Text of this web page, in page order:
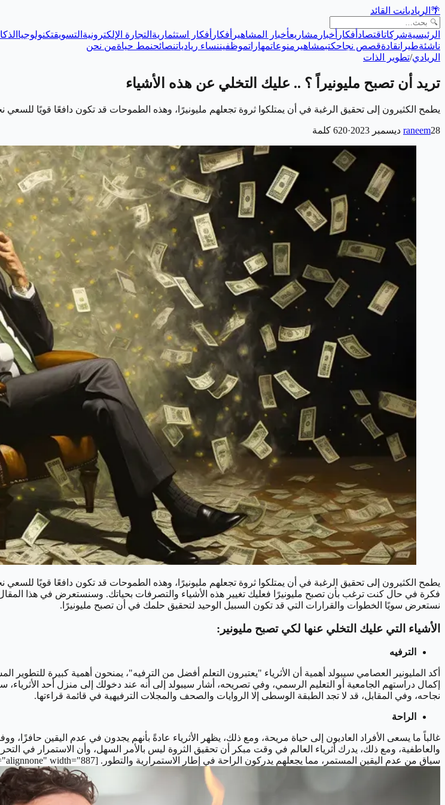
🌴 الرياديانت القائد
الرئيسيةشركاتاقتصاد أفكار أخبار مشاريعأخبار المشاهير أفكار أفكار استثمارية التجارة الإلكترونية التسويقتكنولوجيا
ناشئةطيرانقادةقصص نجاحكتبمشاهير منوعاتمهاراتموظفيننساء ريادياتنصائحنمط حياةمن نحن
الريادي/تطوير الذات
تريد أن تصبح مليونيراً ؟ .. عليك التخلي عن هذه الأشياء
يطمح الكثيرون إلى تحقيق الرغبة في أن يمتلكوا ثروة تجعلهم مليونيرًا، وهذه الطموحات قد تكون دافعًا قويًا
raneem28 ديسمبر 2023 ·
620 كلمة
يطمح الكثيرون إلى تحقيق الرغبة في أن يمتلكوا ثروة تجعلهم مليونيرًا، وهذه الطموحات قد تكون دافعًا قويًا
فكرة في حال كنت ترغب بأن تصبح مليونيرًا فعليك تغيير هذه الأشياء والتصرفات بحياتك. وسنستعرض في هذا
نستعرض سويًا الخطوات والقرارات التي قد تكون السبيل الوحيد لتحقيق حلمك في أن تصبح مليونيرًا.
الأشياء التي عليك التخلي عنها لكي تصبح مليونير:
الترفيه
أكد المليونير العصامي سيبولد أهمية أن الأثرياء "يعتبرون التعلم أفضل من الترفيه"، يمنحون أهمية كبيرة للتطوير
إكمال دراستهم الجامعية أو التعليم الرسمي، وفي تصريحه، أشار سيبولد إلى أنه عند دخولك إلى منزل أحد
نجاحه، وفي المقابل، قد لا تجد الطبقة الوسطى إلا الروايات والصحف والمجلات الترفيهية في قائمة قراءتها.
الراحة
غالباً ما يسعى الأفراد العاديون إلى حياة مريحة، ومع ذلك، يظهر الأثرياء عادةً بأنهم يجدون في عدم اليقين
والعاطفية، ومع ذلك، يدرك أثرياء العالم في وقت مبكر أن تحقيق الثروة ليس بالأمر السهل، وأن الاستمرار في
سياق من عدم اليقين المستمر، مما يجعلهم يدركون الراحة في إطار الاستمرارية والتطور. [caption id="attachment_4169" align="alignnone" width="887"]